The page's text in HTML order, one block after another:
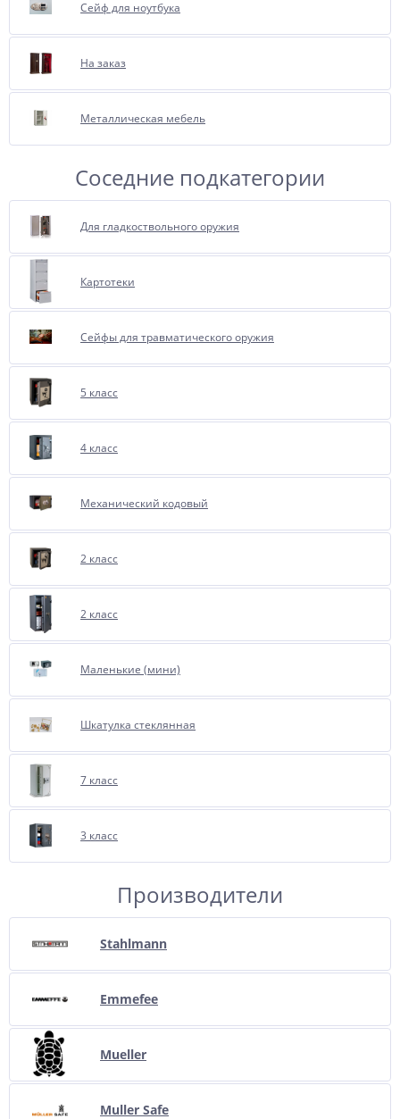
При обращении к нам, менеджеры
с удовольствием проконсультируют
Сейф для ноутбука
На заказ
Металлическая мебель
Соседние подкатегории
Для гладкоствольного оружия
Картотеки
Сейфы для травматического оружия
5 класс
4 класс
Механический кодовый
2 класс
2 класс
Маленькие (мини)
Шкатулка стеклянная
7 класс
3 класс
Производители
Stahlmann
Emmefee
Mueller
Muller Safe